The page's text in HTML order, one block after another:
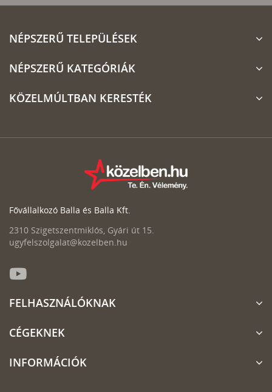
NÉPSZERŰ TELEPÜLÉSEK
NÉPSZERŰ KATEGÓRIÁK
KÖZELMÚLTBAN KERESTÉK
Fővállalkozó Balla és Balla Kft.
2310 Szigetszentmiklós, Gyári út 15.
ugyfelszolgalat@kozelben.hu
FELHASZNÁLÓKNAK
CÉGEKNEK
INFORMÁCIÓK